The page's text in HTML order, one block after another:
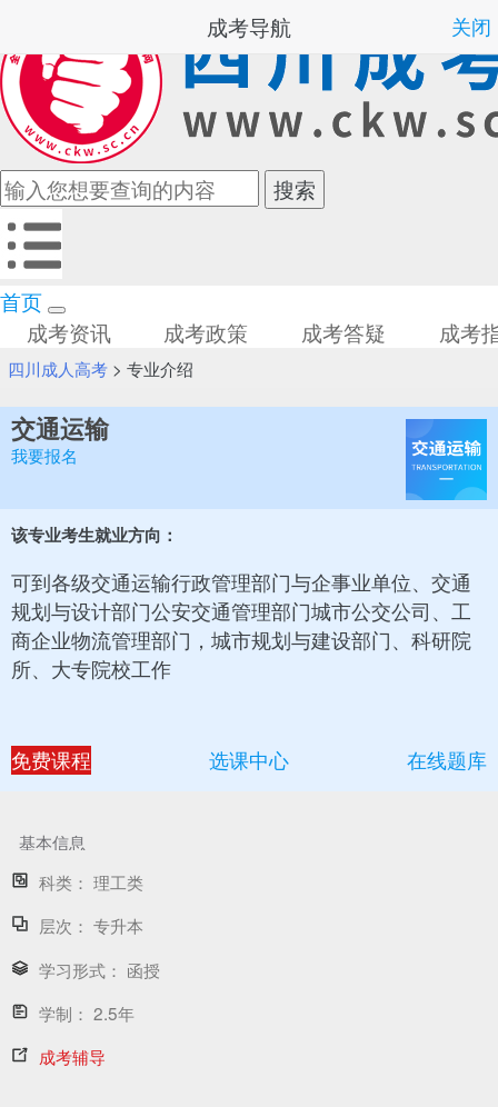
首页
成考资讯
成考政策 成考答疑 成考
四川成人高考> 专业介绍
交通运输
我要报名
该专业考生就业方向：
可到各级交通运输行政管理部门与企事业单位、交通
规划与设计部门公安交通管理部门城市公交公司、工
商企业物流管理部门，城市规划与建设部门、科研院
所、大专院校工作
免费课程 选课中心 在线题库
基本信息
科类： 理工类
层次： 专升本
学习形式： 函授
学制： 2.5年
成考辅导
成考导航 关闭